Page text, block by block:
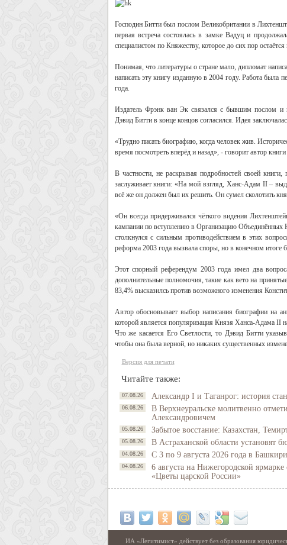
Господин Битти был послом Великобритании в
первая встреча состоялась в замке Вадуц и
специалистом по Княжеству, которое до сих пор
Понимая, что литературы о стране мало, дипломат
написать эту книгу изданную в 2004 году. Работа была
года.
Издатель Фрэнк ван Эк связался с бывшим послом и
Дэвид Битти в конце концов согласился. Идея
«Трудно писать биографию, когда человек жив.
время посмотреть вперёд и назад», - говорит автор
В частности, не раскрывая подробностей своей
заслуживает книги: «На мой взгляд, Ханс-Адам II –
всё же он должен был их решить. Он сумел сколотить
«Он всегда придерживался чёткого видения
кампании по вступлению в Организацию
столкнулся с сильным противодействием в этих
реформа 2003 года вызвала споры, но в конечном итоге
Этот спорный референдум 2003 года имел два
дополнительные полномочия, такие как вето на
83,4% высказилсь против возможного изменения
Автор обосновывает выбор написания биографии на
которой является популяризация Князя Ханса-Адама II
Что же касается Его Светлости, то Дэвид Битти
чтобы она была верной, но никаких существенных
Версия для печати
Читайте также:
07.08.26 Александр I и Таганрог: история
06.08.26
В Верхнеуральске молитвенно
Александровичем
05.08.26 Забытое восстание: Казахстан,
05.08.26 В Астраханской области установят
04.08.26 С 3 по 9 августа 2026 года в
04.08.26
6 августа на Нижегородской
«Цветы царской России»
ИА «Легитимист» действует без образования